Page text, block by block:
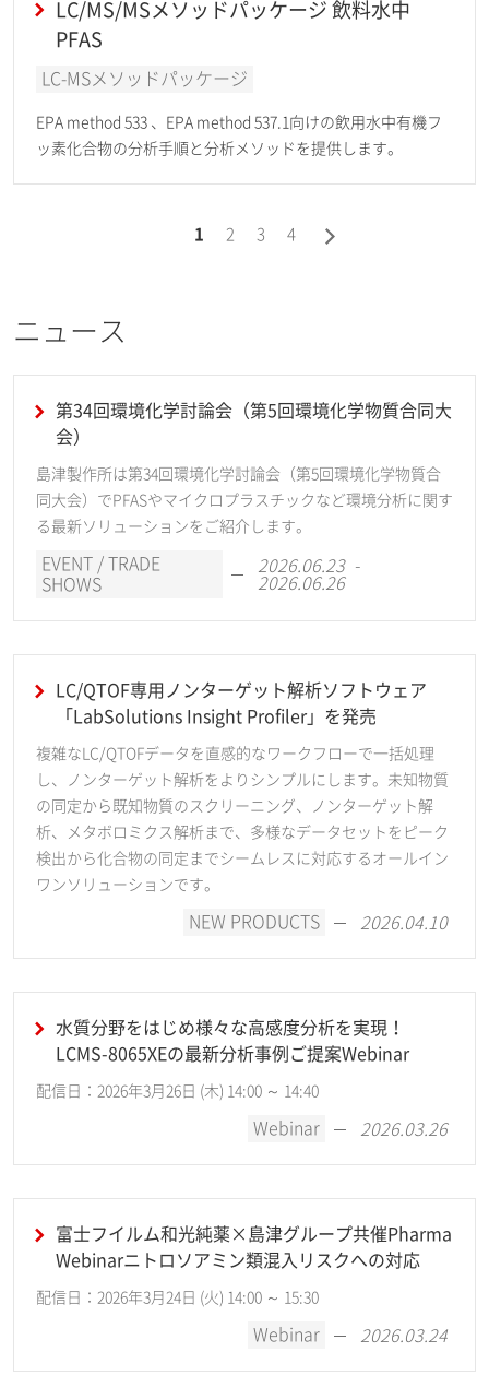
LC/MS/MSメソッドパッケージ 飲料水中
PFAS
LC-MSメソッドパッケージ
EPA method 533 、EPA method 537.1向けの飲用水中有機フ
ッ素化合物の分析手順と分析メソッドを提供します。
1 2 3 4
ニュース
第34回環境化学討論会（第5回環境化学物質合同大
会）
島津製作所は第34回環境化学討論会（第5回環境化学物質合
同大会）でPFASやマイクロプラスチックなど環境分析に関す
る最新ソリューションをご紹介します。
EVENT / TRADE
SHOWS
2026.06.23 -
2026.06.26
LC/QTOF専用ノンターゲット解析ソフトウェア
「LabSolutions Insight Profiler」を発売
複雑なLC/QTOFデータを直感的なワークフローで一括処理
し、ノンターゲット解析をよりシンプルにします。未知物質
の同定から既知物質のスクリーニング、ノンターゲット解
析、メタボロミクス解析まで、多様なデータセットをピーク
検出から化合物の同定までシームレスに対応するオールイン
ワンソリューションです。
NEW PRODUCTS 2026.04.10
水質分野をはじめ様々な高感度分析を実現！
LCMS-8065XEの最新分析事例ご提案Webinar
配信日：2026年3月26日 (木) 14:00 ～ 14:40
Webinar 2026.03.26
富士フイルム和光純薬×島津グループ共催Pharma
Webinarニトロソアミン類混入リスクへの対応
配信日：2026年3月24日 (火) 14:00 ～ 15:30
Webinar 2026.03.24